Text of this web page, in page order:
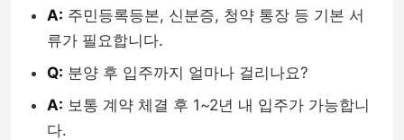
A: 주민등록등본, 신분증, 청약 통장 등 기본 서
류가 필요합니다.
Q: 분양 후 입주까지 얼마나 걸리나요?
A: 보통 계약 체결 후 1~2년 내 입주가 가능합니
다.